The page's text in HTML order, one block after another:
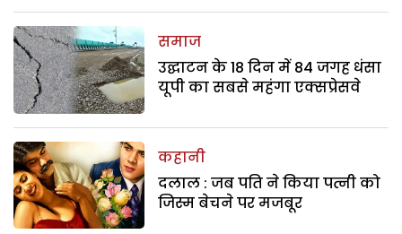
समाज
उद्घाटन के 18 दिन में 84 जगह धंसा
यूपी का सबसे महंगा एक्सप्रेसवे
कहानी
दलाल : जब पति ने किया पत्नी को
जिस्म बेचने पर मजबूर